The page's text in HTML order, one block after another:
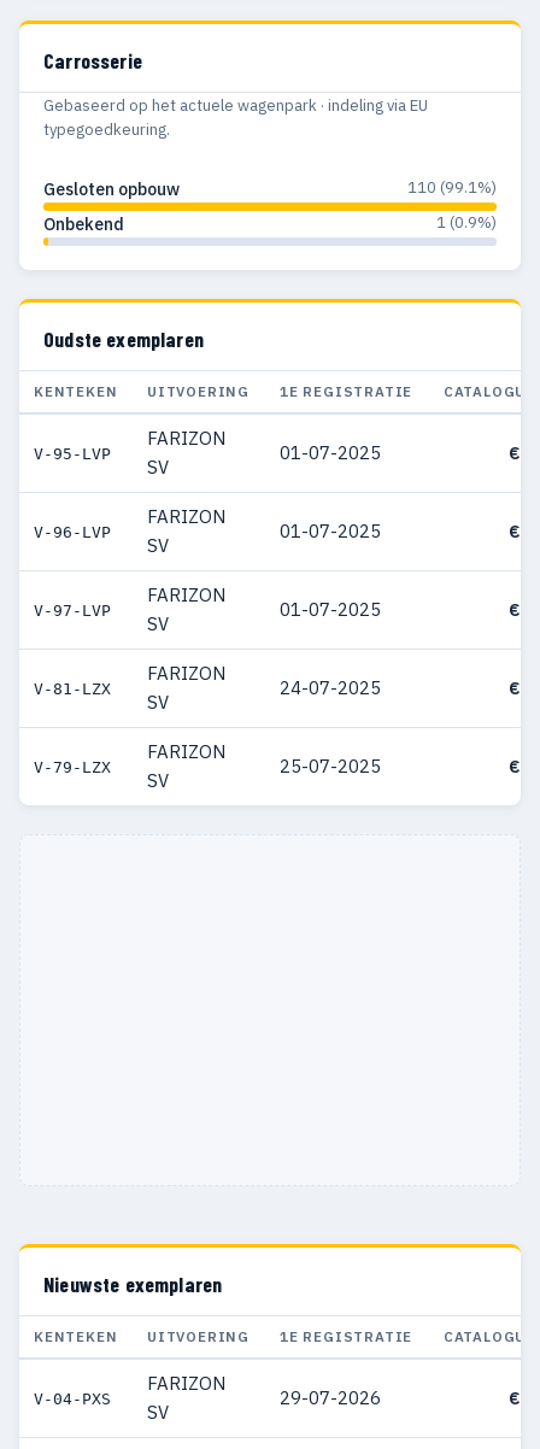
Carrosserie
Gebaseerd op het actuele wagenpark · indeling via EU
typegoedkeuring.
Gesloten opbouw 110 (99.1%)
Onbekend 1 (0.9%)
Oudste exemplaren
KENTEKEN UITVOERING 1E REGISTRATIE
V-95-LVP
FARIZON
SV
01-07-2025 €
V-96-LVP
FARIZON
SV
01-07-2025 €
V-97-LVP
FARIZON
SV
01-07-2025 €
V-81-LZX
FARIZON
SV
24-07-2025 €
V-79-LZX
FARIZON
SV
25-07-2025 €
Nieuwste exemplaren
KENTEKEN UITVOERING 1E REGISTRATIE
V-04-PXS
FARIZON
SV
29-07-2026 €